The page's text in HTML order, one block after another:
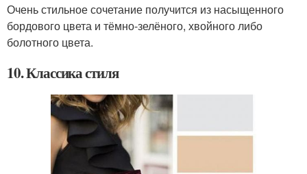
Очень стильное сочетание получится из насыщенного
бордового цвета и тёмно-зелёного, хвойного либо
болотного цвета.
10. Классика стиля